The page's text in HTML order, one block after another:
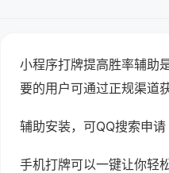
小程序打牌提高胜率辅助
要的用户可通过正规渠道
辅助安装，可QQ搜索申
手机打牌可以一键让你轻